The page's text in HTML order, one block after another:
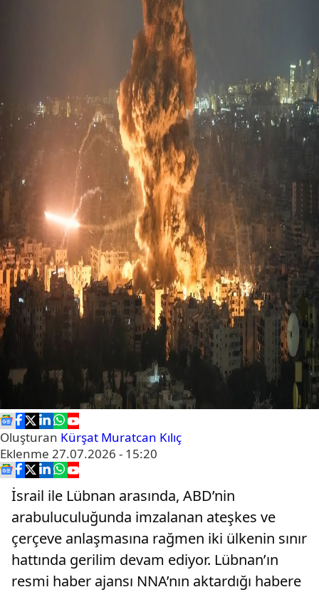
Oluşturan Kürşat Muratcan Kılıç
Eklenme 27.07.2026 - 15:20
İsrail ile Lübnan arasında, ABD’nin
arabuluculuğunda imzalanan ateşkes ve
çerçeve anlaşmasına rağmen iki ülkenin sınır
hattında gerilim devam ediyor. Lübnan’ın
resmi haber ajansı NNA’nın aktardığı habere